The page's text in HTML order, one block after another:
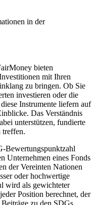
in der
bieten
mit Ihren
zu bringen. Ob Sie
investieren oder die
Instrumente liefern auf
Das Verständnis
unterstützen, fundierte
treffen.
Bewertungspunktzahl
Unternehmen eines Fonds
der Vereinten Nationen
oder hochwertige
wird als gewichteter
Position berechnet, der